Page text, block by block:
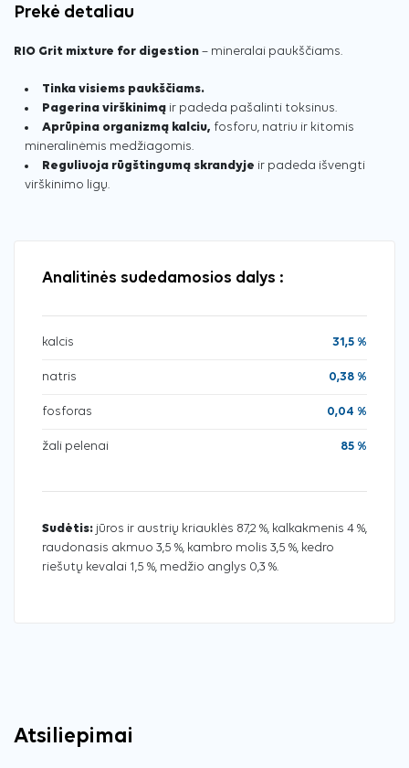
Prekė detaliau
RIO Grit mixture for digestion – mineralai paukščiams.
Tinka visiems paukščiams.
Pagerina virškinimą ir padeda pašalinti toksinus.
Aprūpina organizmą kalciu, fosforu, natriu ir kitomis
mineralinėmis medžiagomis.
Reguliuoja rūgštingumą skrandyje ir padeda išvengti
virškinimo ligų.
Analitinės sudedamosios dalys :
kalcis 31,5 %
natris 0,38 %
fosforas 0,04 %
žali pelenai 85 %
Sudėtis: jūros ir austrių kriauklės 87,2 %, kalkakmenis 4 %,
raudonasis akmuo 3,5 %, kambro molis 3,5 %, kedro
riešutų kevalai 1,5 %, medžio anglys 0,3 %.
Atsiliepimai